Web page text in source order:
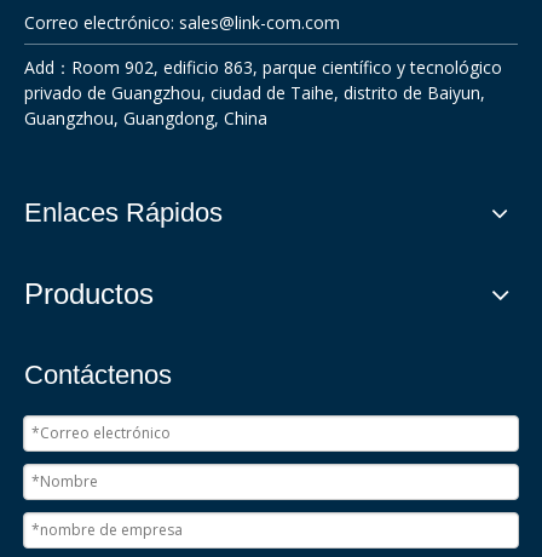
Correo electrónico: sales@link-com.com
Add：Room 902, edificio 863, parque científico y tecnológico
privado de Guangzhou, ciudad de Taihe, distrito de Baiyun,
Guangzhou, Guangdong, China
Enlaces Rápidos
Productos
Contáctenos